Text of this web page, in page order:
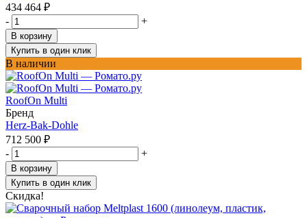
434 464 ₽
-
+
В корзину
Купить в один клик
В наличии
RoofOn Multi
Бренд
Herz-Bak-Dohle
712 500 ₽
-
+
В корзину
Купить в один клик
Скидка!